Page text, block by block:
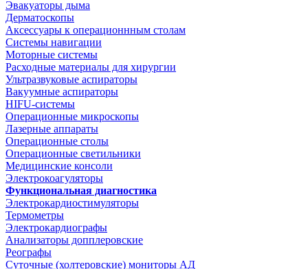
Эвакуаторы дыма
Дерматоскопы
Аксессуары к операционнным столам
Системы навигации
Моторные системы
Расходные материалы для хирургии
Ультразвуковые аспираторы
Вакуумные аспираторы
HIFU-системы
Операционные микроскопы
Лазерные аппараты
Операционные столы
Операционные светильники
Медицинские консоли
Электрокоагуляторы
Функциональная диагностика
Электрокардиостимуляторы
Термометры
Электрокардиографы
Анализаторы допплеровские
Реографы
Суточные (холтеровские) мониторы АД